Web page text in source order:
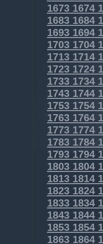
16731674
16831684
16931694
17031704
17131714
17231724
17331734
17431744
17531754
17631764
17731774
17831784
17931794
18031804
18131814
18231824
18331834
18431844
18531854
18631864